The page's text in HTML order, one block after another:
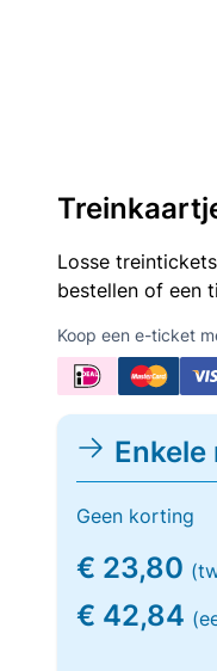
Losse
bestellen of een
Koop een e-ticket
Enkele
Geen korting
€ 23,80
€ 42,84